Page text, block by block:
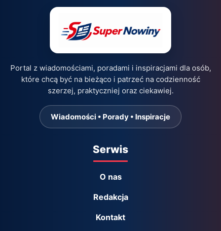
Portal z wiadomościami, poradami i inspiracjami dla osób,
które chcą być na bieżąco i patrzeć na codzienność
szerzej, praktyczniej oraz ciekawiej.
Wiadomości • Porady • Inspiracje
Serwis
O nas
Redakcja
Kontakt